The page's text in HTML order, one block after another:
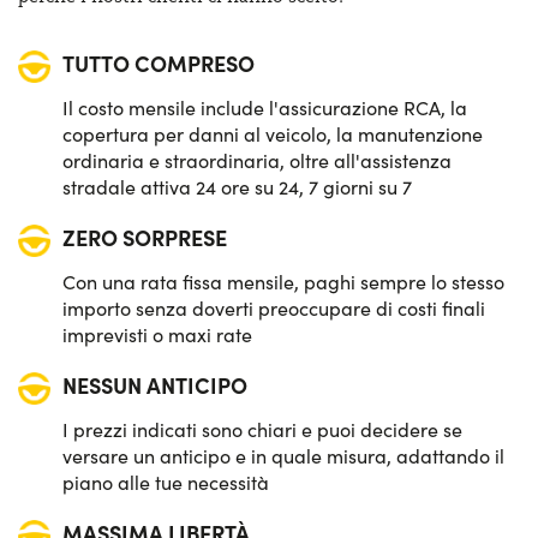
Sensori pioggia
Sistema di avviso e mantenimento della corsia
Sistema di frenata d'emergenza attiva
Telecamera posteriore di parcheggio
TUTTO COMPRESO
Il costo mensile include l'assicurazione RCA, la
copertura per danni al veicolo, la manutenzione
ordinaria e straordinaria, oltre all'assistenza
stradale attiva 24 ore su 24, 7 giorni su 7
ZERO SORPRESE
Con una rata fissa mensile, paghi sempre lo stesso
importo senza doverti preoccupare di costi finali
imprevisti o maxi rate
NESSUN ANTICIPO
I prezzi indicati sono chiari e puoi decidere se
versare un anticipo e in quale misura, adattando il
piano alle tue necessità